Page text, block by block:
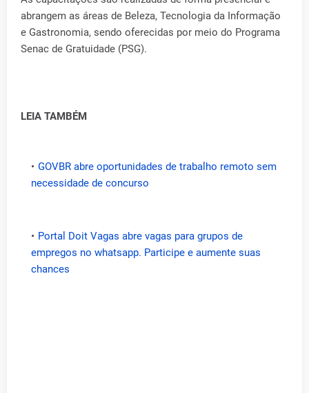
abrangem as áreas de Beleza, Tecnologia da Informação
e Gastronomia, sendo oferecidas por meio do Programa
Senac de Gratuidade (PSG).
LEIA TAMBÉM
GOVBR abre oportunidades de trabalho remoto sem
necessidade de concurso
Portal Doit Vagas abre vagas para grupos de
empregos no whatsapp. Participe e aumente suas
chances